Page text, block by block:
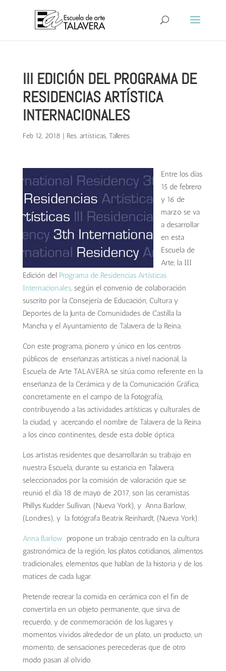
III EDICIÓN DEL PROGRAMA DE
RESIDENCIAS ARTÍSTICA
INTERNACIONALES
Feb 12, 2018 | Res. artísticas, Talleres
Entre los días
15 de febrero
y 16 de
marzo se va
a desarrollar
en esta
Escuela de
Arte, la III
Edición del Programa de Residencias Artísticas
Internacionales,según el convenio de colaboración
suscrito por la Consejería de Educación, Cultura y
Deportes de la Junta de Comunidades de Castilla la
Mancha y el Ayuntamiento de Talavera de la Reina.
Con este programa, pionero y único en los centros
públicos de enseñanzas artísticas a nivel nacional, la
Escuela de Arte TALAVERA se sitúa como referente en la
enseñanza de la Cerámica y de la Comunicación Gráfica,
concretamente en el campo de la Fotografía,
contribuyendo a las actividades artísticas y culturales de
la ciudad, y acercando el nombre de Talavera de la Reina
a los cinco continentes, desde esta doble óptica.
Los artistas residentes que desarrollarán su trabajo en
nuestra Escuela, durante su estancia en Talavera,
seleccionados por la comisión de valoración que se
reunió el día 18 de mayo de 2017, son las ceramistas
Phillys Kudder Sullivan, (Nueva York), y Anna Barlow,
(Londres), y la fotógrafa Beatrix Reinhardt, (Nueva York).
Anna Barlowpropone un trabajo centrado en la cultura
gastronómica de la región, los platos cotidianos, alimentos
tradicionales, elementos que hablan de la historia y de los
matices de cada lugar.
Pretende recrear la comida en cerámica con el fin de
convertirla en un objeto permanente, que sirva de
recuerdo, y de conmemoración de los lugares y
momentos vividos alrededor de un plato, un producto, un
momento, de sensaciones perecederas que de otro
modo pasan al olvido.